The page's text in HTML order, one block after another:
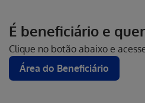
É beneficiário e
Clique no botão abaixo e
Área do Beneficiário